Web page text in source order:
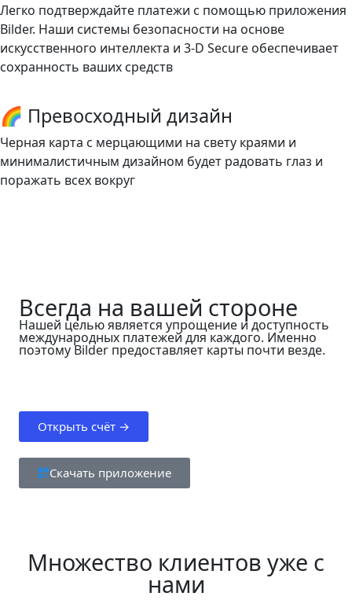
Легко подтверждайте платежи с помощью приложения
Bilder. Наши системы безопасности на основе
искусственного интеллекта и 3-D Secure обеспечивает
сохранность ваших средств
🌈 Превосходный дизайн
Черная карта с мерцающими на свету краями и
минималистичным дизайном будет радовать глаз и
поражать всех вокруг
Всегда на вашей стороне
Нашей целью является упрощение и доступность
международных платежей для каждого. Именно
поэтому Bilder предоставляет карты почти везде.
Открыть счёт →
Скачать приложение
Множество клиентов уже с
нами